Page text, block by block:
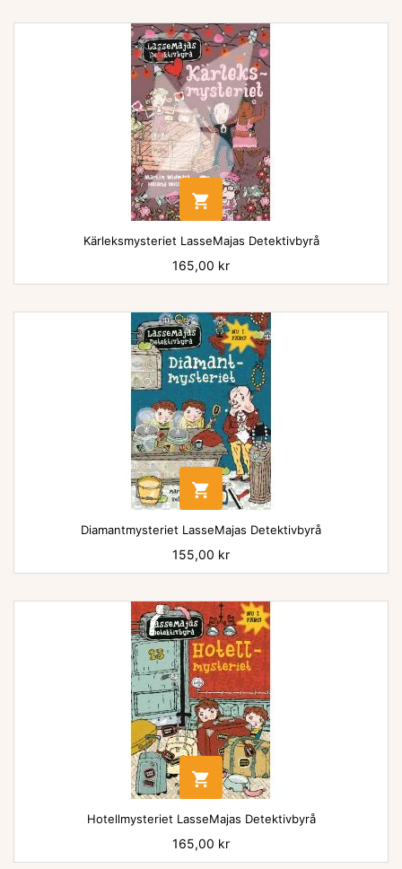

Kärleksmysteriet LasseMajas Detektivbyrå
Pris
165,00 kr

Diamantmysteriet LasseMajas Detektivbyrå
Pris
155,00 kr

Hotellmysteriet LasseMajas Detektivbyrå
Pris
165,00 kr